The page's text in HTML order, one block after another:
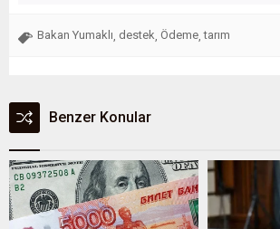
Bakan Yumaklı destek Ödeme ,tarım
Benzer Konular